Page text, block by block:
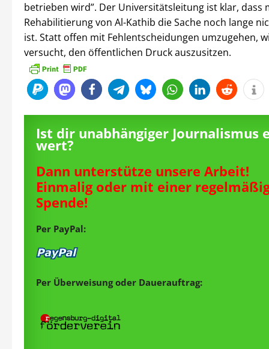
betrieben wird”. Der Universitätsleitung ist klar, dass
Rehabilitierung von Al-Kathib die Sache noch lange
ist. Statt offen mit Fehlentscheidungen umzugehen,
versucht, den öffentlichen Druck auszusitzen.
Ist dir unabhängiger Journalismus
wert?
Dann unterstütze unsere Arbeit!
Einmalig oder mit einer
Spende!
Per PayPal:
Per Überweisung oder Dauerauftrag: